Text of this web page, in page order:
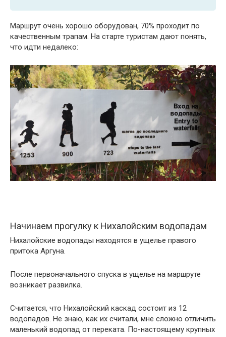
Маршрут очень хорошо оборудован, 70% проходит по
качественным трапам. На старте туристам дают понять,
что идти недалеко:
Начинаем прогулку к Нихалойским водопадам
Нихалойские водопады находятся в ущелье правого
притока Аргуна.
После первоначального спуска в ущелье на маршруте
возникает развилка.
Считается, что Нихалойский каскад состоит из 12
водопадов. Не знаю, как их считали, мне сложно отличить
маленький водопад от переката. По-настоящему крупных